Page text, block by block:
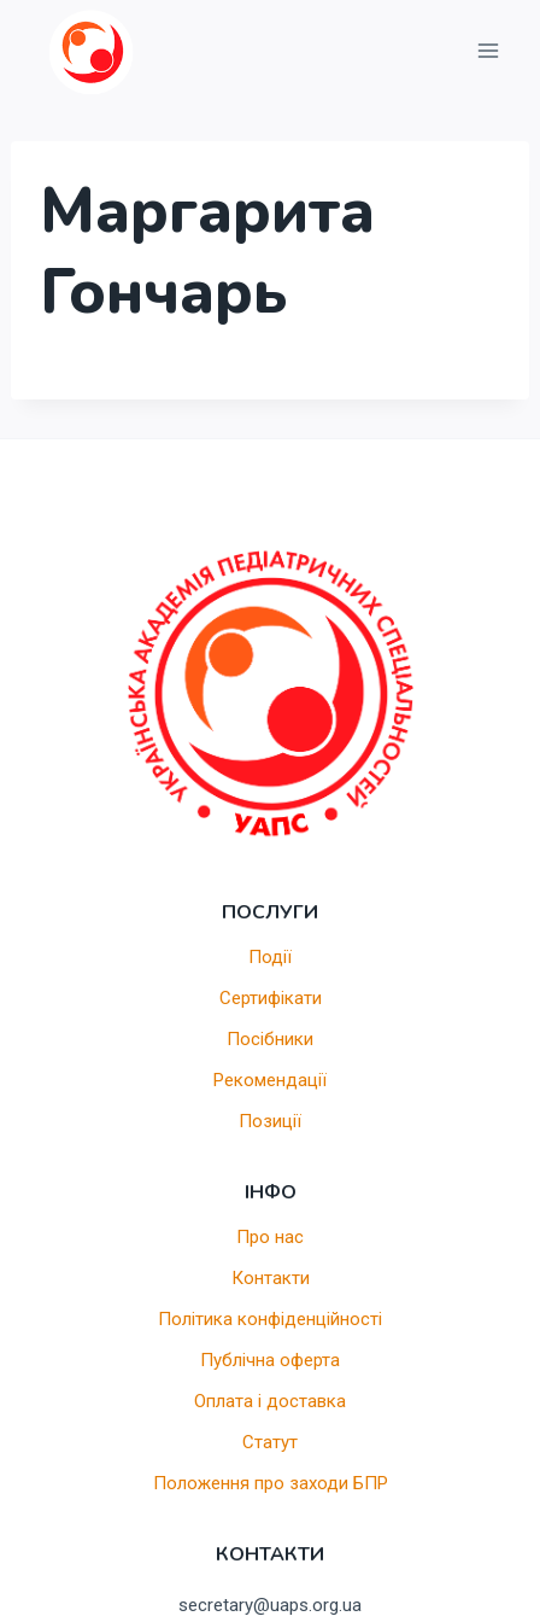
Перейти
Маргарита
Гончарь
ПОСЛУГИ
Події
Сертифікати
Посібники
Рекомендації
Позиції
ІНФО
Про нас
Контакти
Політика конфіденційності
Публічна оферта
Оплата і доставка
Статут
Положення про заходи БПР
КОНТАКТИ
secretary@uaps.org.ua